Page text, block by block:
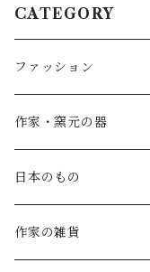
CATEGORY
ファッション
SALE
atelier naruse
atelier naruse (ﾌｫｰﾏﾙ)
作家・窯元の器
矢島操(器)
小鹿田焼の器
日本のもの
コーヒーの道具
作家の雑貨